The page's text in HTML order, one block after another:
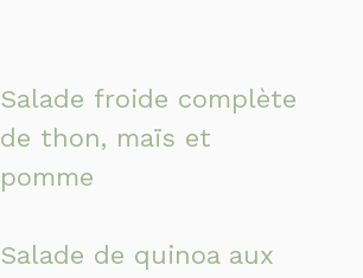
Salade froide complète
de thon, maïs et
pomme
Salade de quinoa aux